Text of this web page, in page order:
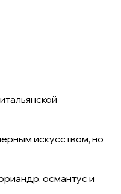
искусством, но
османтус и